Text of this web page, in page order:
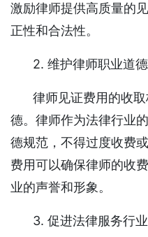
激励律师提供高质量的
正性和合法性。
2. 维护律师职业道德
律师见证费用的收
德。律师作为法律行业
德规范，不得过度收费
费用可以确保律师的收
业的声誉和形象。
3. 促进法律服务行